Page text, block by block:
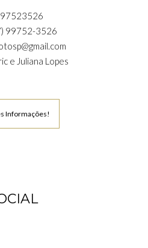
99752-3526
e Juliana Lopes
Informações!